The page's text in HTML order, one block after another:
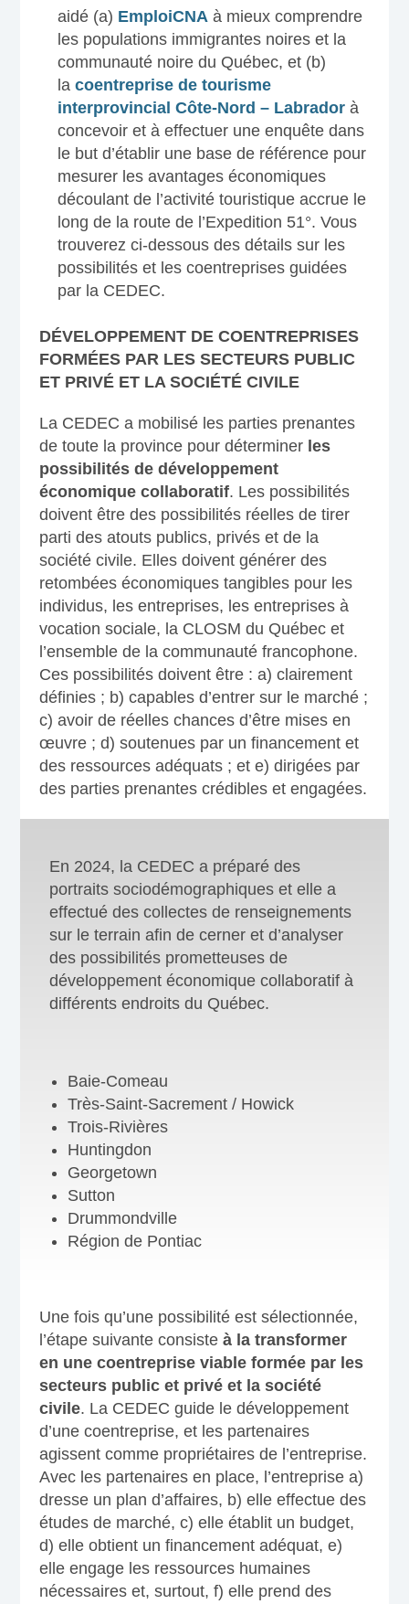
aidé (a) EmploiCNAà mieux comprendre
les populations immigrantes noires et la
communauté noire du Québec, et (b)
la coentreprise de tourisme
interprovincial Côte-Nord – Labradorà
concevoir et à effectuer une enquête dans
le but d’établir une base de référence pour
mesurer les avantages économiques
découlant de l’activité touristique accrue le
long de la route de l’Expedition 51°. Vous
trouverez ci-dessous des détails sur les
possibilités et les coentreprises guidées
par la CEDEC.
DÉVELOPPEMENT DE COENTREPRISES
FORMÉES PAR LES SECTEURS PUBLIC
ET PRIVÉ ET LA SOCIÉTÉ CIVILE
La CEDEC a mobilisé les parties prenantes
de toute la province pour déterminer les
possibilités de développement
économique collaboratif. Les possibilités
doivent être des possibilités réelles de tirer
parti des atouts publics, privés et de la
société civile. Elles doivent générer des
retombées économiques tangibles pour les
individus, les entreprises, les entreprises à
vocation sociale, la CLOSM du Québec et
l’ensemble de la communauté francophone.
Ces possibilités doivent être : a) clairement
définies ; b) capables d’entrer sur le marché ;
c) avoir de réelles chances d’être mises en
œuvre ; d) soutenues par un financement et
des ressources adéquats ; et e) dirigées par
des parties prenantes crédibles et engagées.
En 2024, la CEDEC a préparé des
portraits sociodémographiques et elle a
effectué des collectes de renseignements
sur le terrain afin de cerner et d’analyser
des possibilités prometteuses de
développement économique collaboratif à
différents endroits du Québec.
Baie-Comeau
Très-Saint-Sacrement / Howick
Trois-Rivières
Huntingdon
Georgetown
Sutton
Drummondville
Région de Pontiac
Une fois qu’une possibilité est sélectionnée,
l’étape suivante consiste à la transformer
en une coentreprise viable formée par les
secteurs public et privé et la société
civile. La CEDEC guide le développement
d’une coentreprise, et les partenaires
agissent comme propriétaires de l’entreprise.
Avec les partenaires en place, l’entreprise a)
dresse un plan d’affaires, b) elle effectue des
études de marché, c) elle établit un budget,
d) elle obtient un financement adéquat, e)
elle engage les ressources humaines
nécessaires et, surtout, f) elle prend des